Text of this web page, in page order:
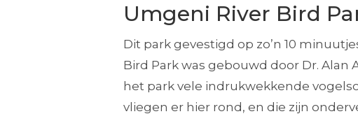
Umgeni River Bird
Dit park gevestigd op zo’n 10
Bird Park was gebouwd door Dr. Alan
het park vele indrukwekkende
vliegen er hier rond, en die zijn